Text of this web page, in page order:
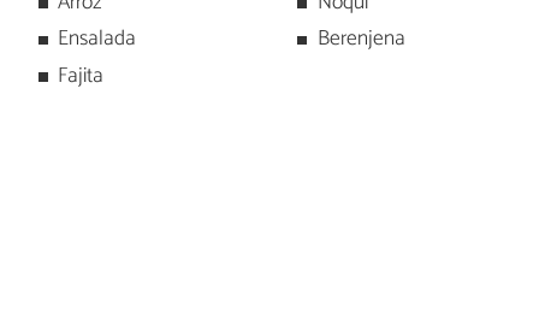
Ensalada
Fajita
Berenjena